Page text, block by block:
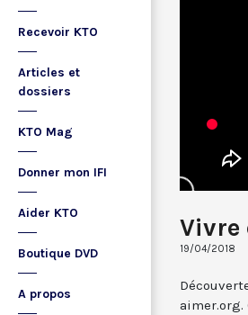
Recevoir KTO
Articles et
dossiers
KTO Mag
Donner mon IFI
Aider KTO
Boutique DVD
A propos
Vivre
19/04/2018